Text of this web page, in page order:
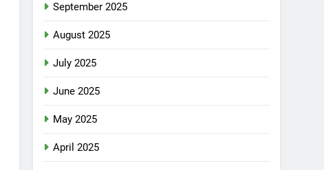
September 2025
August 2025
July 2025
June 2025
May 2025
April 2025